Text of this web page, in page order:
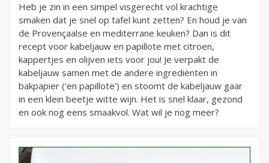
Heb je zin in een simpel visgerecht vol krachtige
smaken dat je snel op tafel kunt zetten? En houd je van
de Provençaalse en mediterrane keuken? Dan is dit
recept voor kabeljauw en papillote met citroen,
kappertjes en olijven iets voor jou! Je verpakt de
kabeljauw samen met de andere ingrediënten in
bakpapier (‘en papillote’) en stoomt de kabeljauw gaar
in een klein beetje witte wijn. Het is snel klaar, gezond
en ook nog eens smaakvol. Wat wil je nog meer?